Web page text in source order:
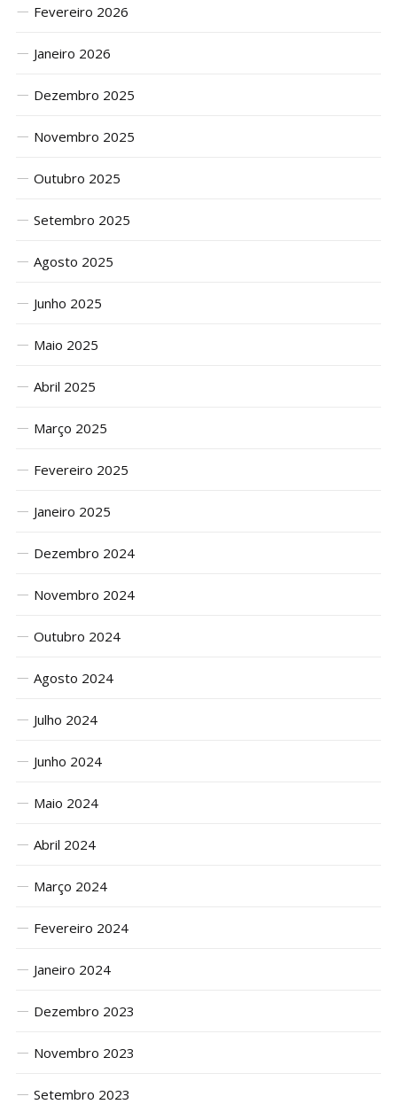
Fevereiro 2026
Janeiro 2026
Dezembro 2025
Novembro 2025
Outubro 2025
Setembro 2025
Agosto 2025
Junho 2025
Maio 2025
Abril 2025
Março 2025
Fevereiro 2025
Janeiro 2025
Dezembro 2024
Novembro 2024
Outubro 2024
Agosto 2024
Julho 2024
Junho 2024
Maio 2024
Abril 2024
Março 2024
Fevereiro 2024
Janeiro 2024
Dezembro 2023
Novembro 2023
Setembro 2023